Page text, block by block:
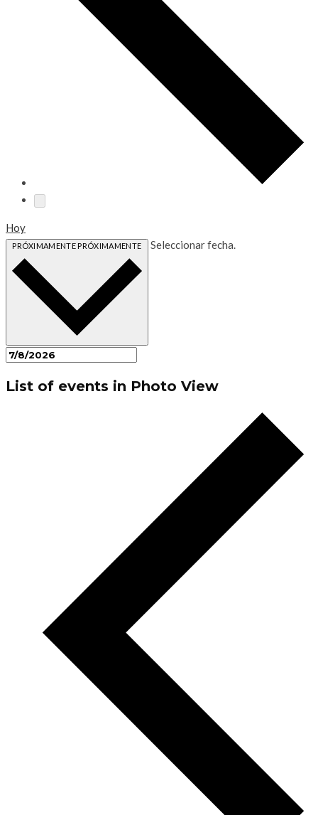
Hoy
PRÓXIMAMENTE PRÓXIMAMENTE Seleccionar fecha.
List of events in Photo View